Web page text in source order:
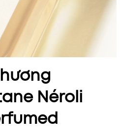
Néroli